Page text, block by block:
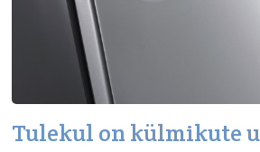
Tulekul on külmikute